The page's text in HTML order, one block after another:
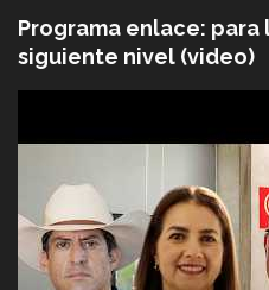
Programa enlace:
siguiente nivel (video)